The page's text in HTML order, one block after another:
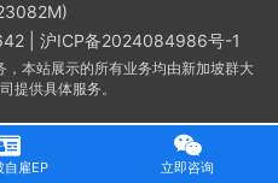
| 沪ICP备2024084986号-1
本站展示的所有业务均由新加坡群大
提供具体服务。
自雇EP 立即咨询